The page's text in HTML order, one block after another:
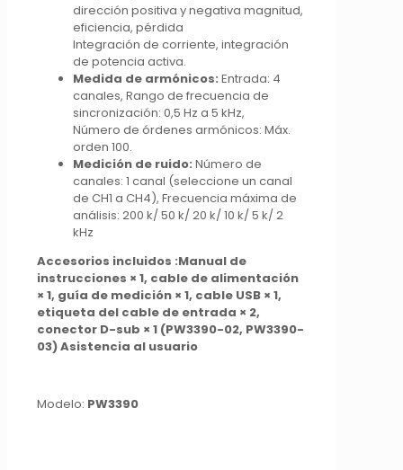
dirección positiva y negativa magnitud,
eficiencia, pérdida
Integración de corriente, integración
de potencia activa.
Medida de armónicos: Entrada: 4
canales, Rango de frecuencia de
sincronización: 0,5 Hz a 5 kHz,
Número de órdenes armónicos: Máx.
orden 100.
Medición de ruido: Número de
canales: 1 canal (seleccione un canal
de CH1 a CH4), Frecuencia máxima de
análisis: 200 k/ 50 k/ 20 k/ 10 k/ 5 k/ 2
kHz
Accesorios incluidos :Manual de
instrucciones × 1, cable de alimentación
× 1, guía de medición × 1, cable USB × 1,
etiqueta del cable de entrada × 2,
conector D-sub × 1 (PW3390-02, PW3390-
03) Asistencia al usuario
Modelo: PW3390